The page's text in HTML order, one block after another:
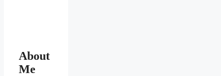
About
Me